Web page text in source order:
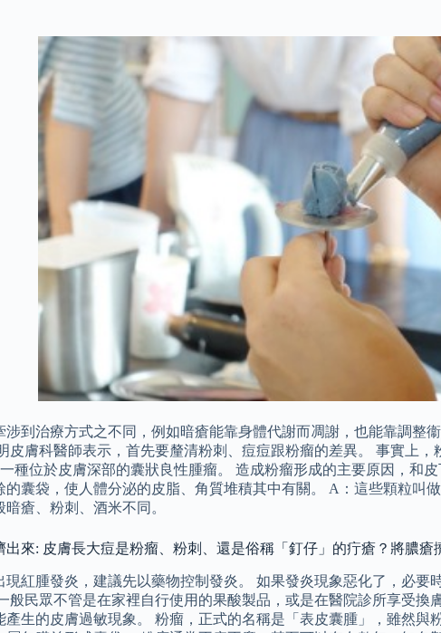
涉到治療方式之不同，例如暗瘡能靠身體代謝而凋謝，也能靠調整
皮膚科醫師表示，首先要釐清粉刺、痘痘跟粉瘤的差異。 事實上，
種位於皮膚深部的囊狀良性腫瘤。 造成粉瘤形成的主要原因，和
的囊袋，使人體分泌的皮脂、角質堆積其中有關。 A：這些顆粒叫
瘡、粉刺、酒米不同。
出來: 皮膚長大痘是粉瘤、粉刺、還是俗稱「釘仔」的疔瘡？將膿瘡
現紅腫發炎，建議先以藥物控制發炎。 如果發炎現象惡化了，必要
般民眾不管是在家裡自行使用的果酸製品，或是在醫院診所享受換
產生的皮膚過敏現象。 粉瘤，正式的名稱是「表皮囊腫」，雖然與